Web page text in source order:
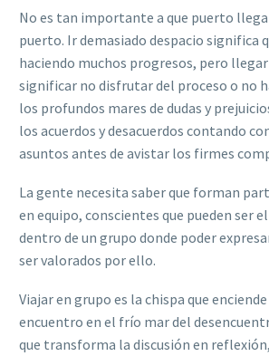
No es tan importante a que puerto
puerto. Ir demasiado despacio significa
haciendo muchos progresos, pero
significar no disfrutar del proceso o no
los profundos mares de dudas y
los acuerdos y desacuerdos contando
asuntos antes de avistar los firmes
La gente necesita saber que forman
en equipo, conscientes que pueden ser
dentro de un grupo donde poder
ser valorados por ello.
Viajar en grupo es la chispa que
encuentro en el frío mar del
que transforma la discusión en